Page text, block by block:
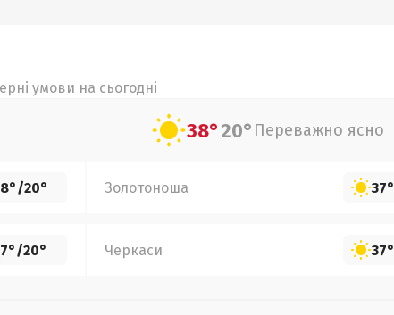
умови на сьогодні
38°20° Переважно ясно
/20° Золотоноша 37°
/20° Черкаси 37°